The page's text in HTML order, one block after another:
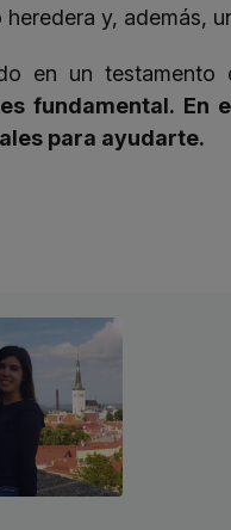
y, además,
en un
fundamental. En
para ayudarte.